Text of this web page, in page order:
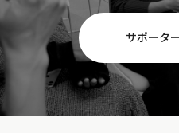
サポータ